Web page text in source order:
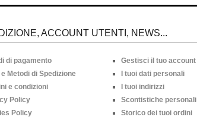
ACCOUNT UTENTI, NEWS...
di pagamento
Metodi di Spedizione
e condizioni
Policy
Policy
Gestisci il tuo account
I tuoi dati personali
I tuoi indirizzi
Scontistiche personali
Storico dei tuoi ordini